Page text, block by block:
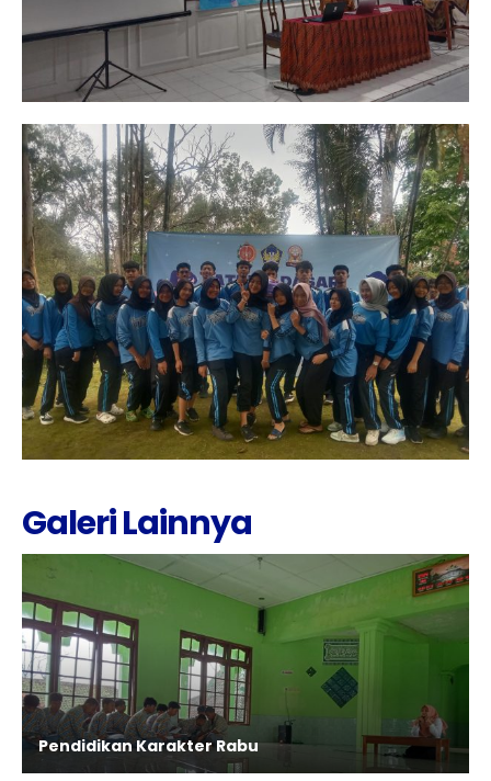
Galeri Lainnya
Pendidikan Karakter Rabu